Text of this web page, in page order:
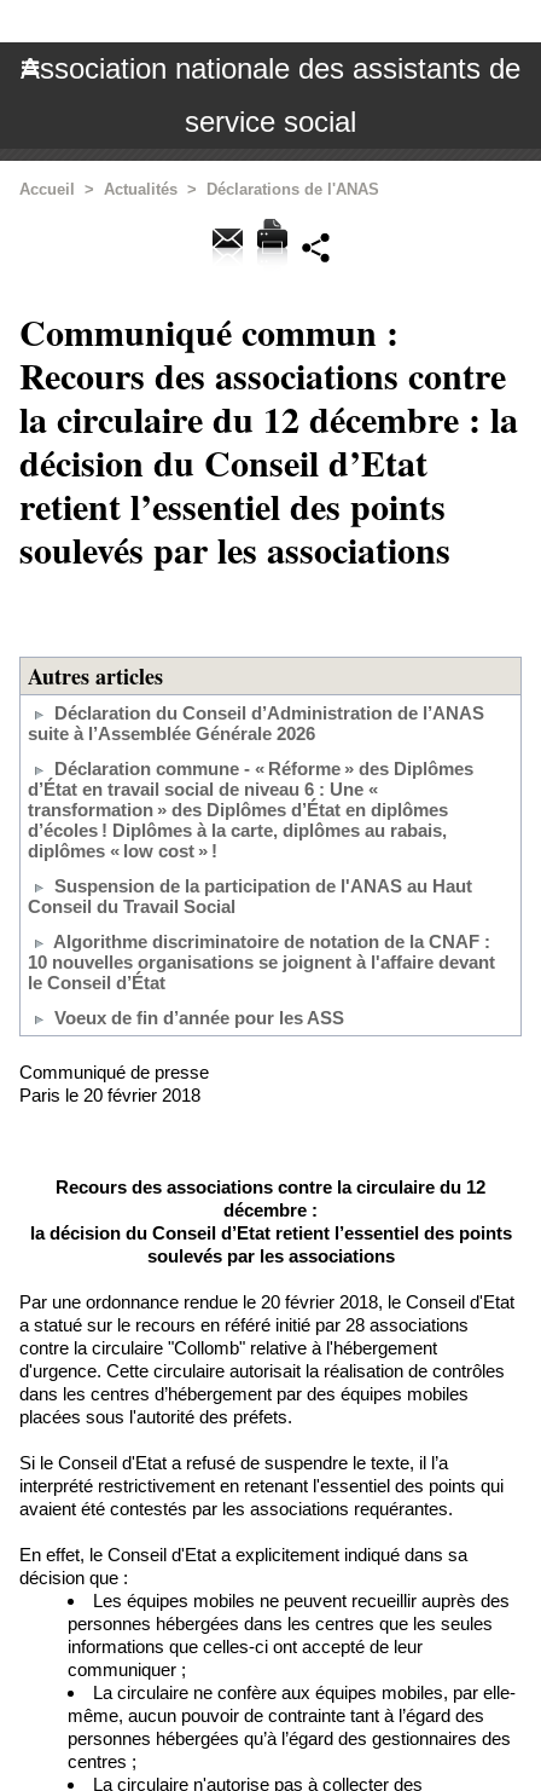
Association nationale des assistants de
service social
Accueil > Actualités > Déclarations de l'ANAS
Communiqué commun :
Recours des associations contre
la circulaire du 12 décembre : la
décision du Conseil d’Etat
retient l’essentiel des points
soulevés par les associations
Autres articles
Déclaration du Conseil d’Administration de l’ANAS
suite à l’Assemblée Générale 2026
Déclaration commune - « Réforme » des Diplômes
d’État en travail social de niveau 6 : Une «
transformation » des Diplômes d’État en diplômes
d’écoles ! Diplômes à la carte, diplômes au rabais,
diplômes « low cost » !
Suspension de la participation de l'ANAS au Haut
Conseil du Travail Social
Algorithme discriminatoire de notation de la CNAF :
10 nouvelles organisations se joignent à l'affaire devant
le Conseil d’État
Voeux de fin d’année pour les ASS
Communiqué de presse
Paris le 20 février 2018
Recours des associations contre la circulaire du 12
décembre :
la décision du Conseil d’Etat retient l’essentiel des points
soulevés par les associations
Par une ordonnance rendue le 20 février 2018, le Conseil d'Etat
a statué sur le recours en référé initié par 28 associations
contre la circulaire "Collomb" relative à l'hébergement
d'urgence. Cette circulaire autorisait la réalisation de contrôles
dans les centres d’hébergement par des équipes mobiles
placées sous l'autorité des préfets.
Si le Conseil d'Etat a refusé de suspendre le texte, il l’a
interprété restrictivement en retenant l'essentiel des points qui
avaient été contestés par les associations requérantes.
En effet, le Conseil d'Etat a explicitement indiqué dans sa
décision que :
Les équipes mobiles ne peuvent recueillir auprès des
personnes hébergées dans les centres que les seules
informations que celles-ci ont accepté de leur
communiquer ;
La circulaire ne confère aux équipes mobiles, par elle-
même, aucun pouvoir de contrainte tant à l’égard des
personnes hébergées qu’à l’égard des gestionnaires des
centres ;
La circulaire n'autorise pas à collecter des